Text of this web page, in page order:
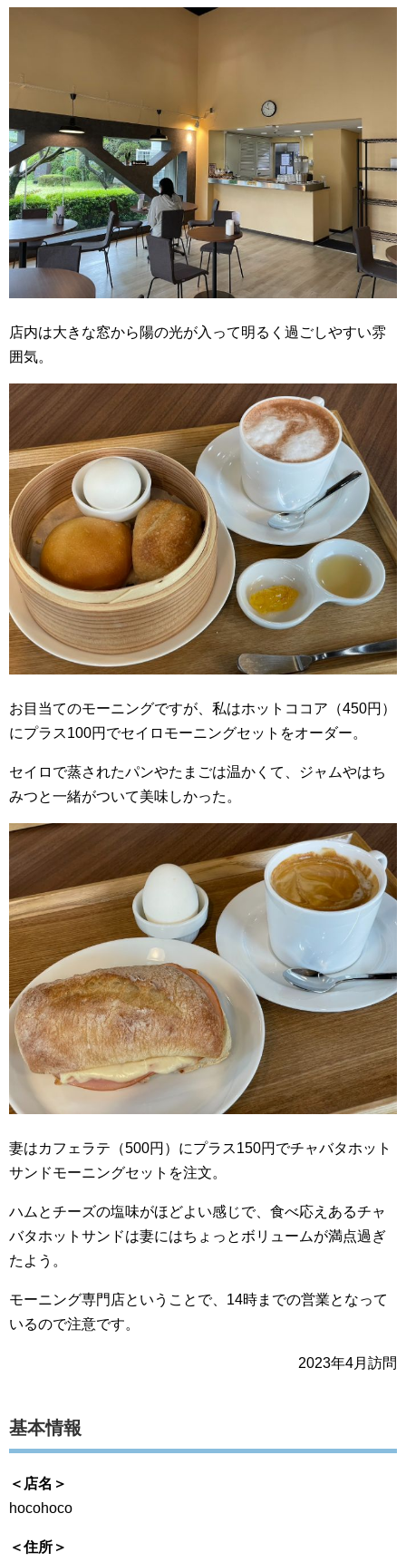
店内は大きな窓から陽の光が入って明るく過ごしやすい雰
囲気。
お目当てのモーニングですが、私はホットココア（450円）
にプラス100円でセイロモーニングセットをオーダー。
セイロで蒸されたパンやたまごは温かくて、ジャムやはち
みつと一緒がついて美味しかった。
妻はカフェラテ（500円）にプラス150円でチャバタホット
サンドモーニングセットを注文。
ハムとチーズの塩味がほどよい感じで、食べ応えあるチャ
バタホットサンドは妻にはちょっとボリュームが満点過ぎ
たよう。
モーニング専門店ということで、14時までの営業となって
いるので注意です。
2023年4月訪問
基本情報
＜店名＞
hocohoco
＜住所＞